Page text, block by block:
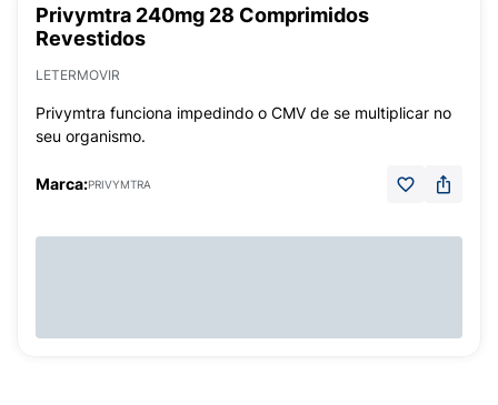
Privymtra 240mg 28 Comprimidos
Revestidos
LETERMOVIR
Privymtra funciona impedindo o CMV de se multiplicar no
seu organismo.
Marca:PRIVYMTRA